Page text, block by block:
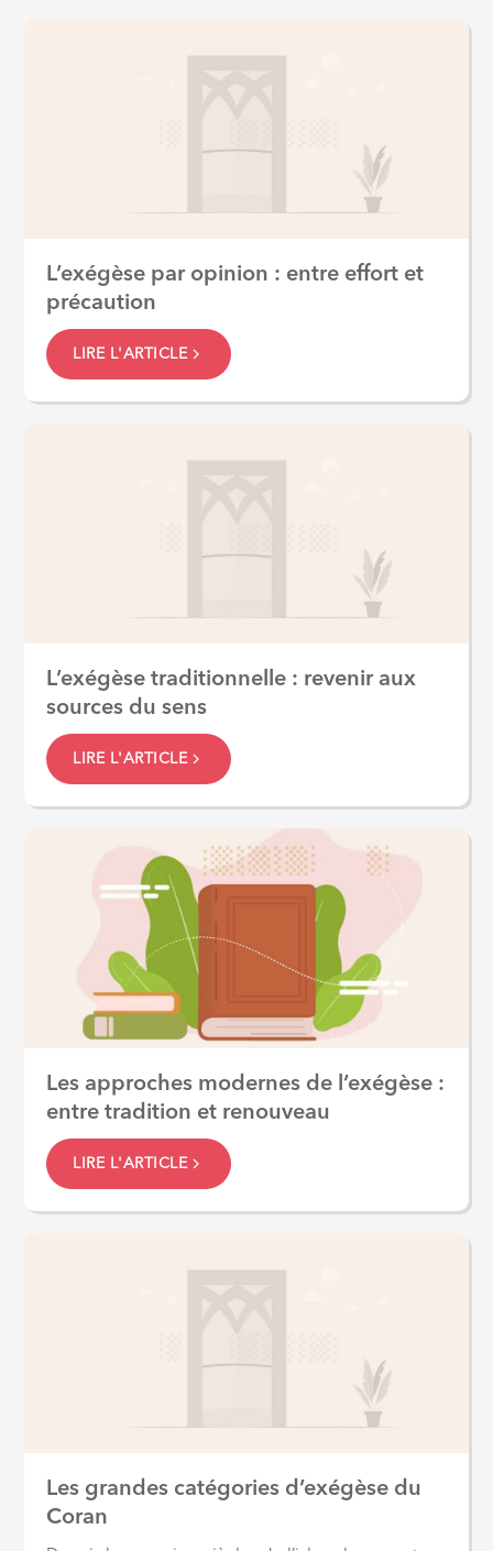
L’exégèse par opinion : entre effort et
précaution
LIRE L'ARTICLE
L’exégèse traditionnelle : revenir aux
sources du sens
LIRE L'ARTICLE
Les approches modernes de l’exégèse :
entre tradition et renouveau
LIRE L'ARTICLE
Les grandes catégories d’exégèse du
Coran